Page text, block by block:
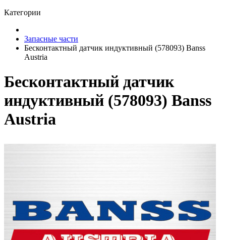
Категории
Запасные части
Бесконтактный датчик индуктивный (578093) Banss
Austria
Бесконтактный датчик
индуктивный (578093) Banss
Austria